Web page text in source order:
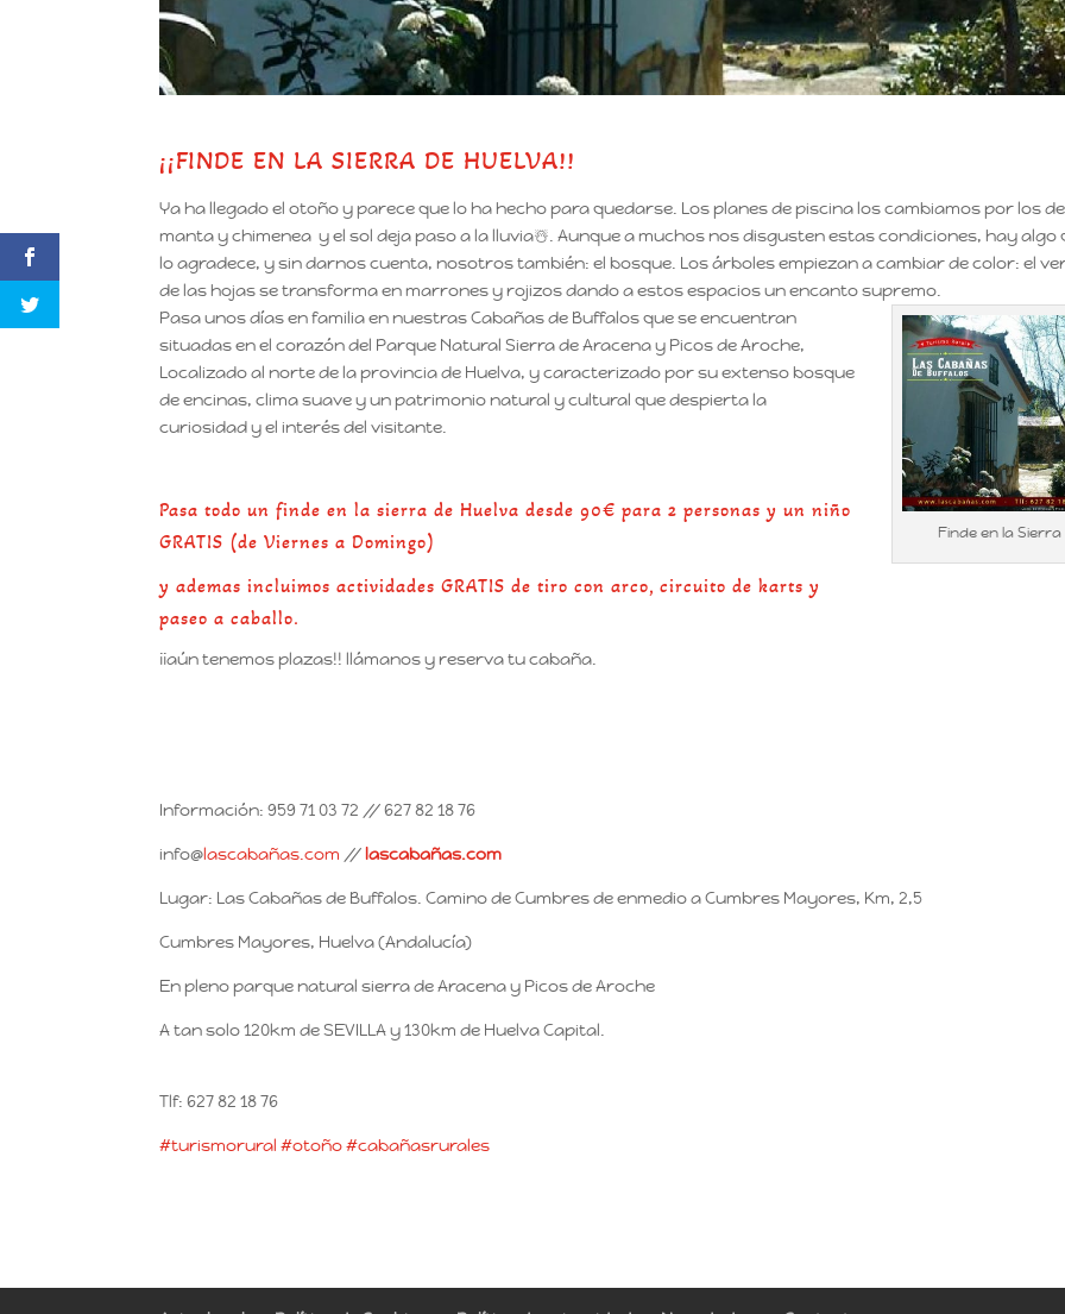
¡¡FINDE EN LA SIERRA DE HUELVA!!
Ya ha llegado el otoño y parece que lo ha hecho para quedarse. Los planes de piscina los cambiamos por los de
manta y chimenea y el sol deja paso a la lluvia☃️. Aunque a muchos nos disgusten estas condiciones, hay algo
lo agradece, y sin darnos cuenta, nosotros también: el bosque. Los árboles empiezan a cambiar de color: el
de las hojas se transforma en marrones y rojizos dando a estos espacios un encanto supremo.
Finde en la Sierra
Pasa unos días en familia en nuestras Cabañas de Buffalos que se encuentran
situadas en el corazón del Parque Natural Sierra de Aracena y Picos de Aroche,
Localizado al norte de la provincia de Huelva, y caracterizado por su extenso bosque
de encinas, clima suave y un patrimonio natural y cultural que despierta la
curiosidad y el interés del visitante.
Pasa todo un finde en la sierra de Huelva desde 90€ para 2 personas y un niño
GRATIS (de Viernes a Domingo)
y ademas incluimos actividades GRATIS de tiro con arco, circuito de karts y
paseo a caballo.
¡¡aún tenemos plazas!! llámanos y reserva tu cabaña.
Información: 959 71 03 72 // 627 82 18 76
info@lascabañas.com //lascabañas.com
Lugar: Las Cabañas de Buffalos. Camino de Cumbres de enmedio a Cumbres Mayores, Km, 2,5
Cumbres Mayores, Huelva (Andalucía)
En pleno parque natural sierra de Aracena y Picos de Aroche
A tan solo 120km de SEVILLA y 130km de Huelva Capital.
Tlf: 627 82 18 76
#turismorural #otoño#cabañasrurales